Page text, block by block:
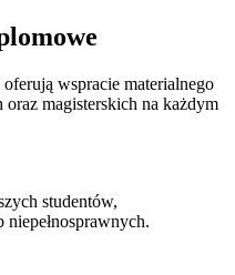
wspracie materialnego
magisterskich na każdym
studentów,
niepełnosprawnych.